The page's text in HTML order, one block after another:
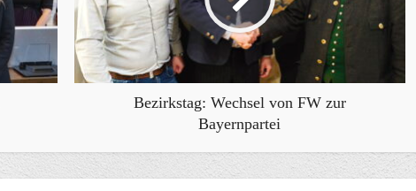
Bezirkstag: Wechsel von FW zur
Bayernpartei